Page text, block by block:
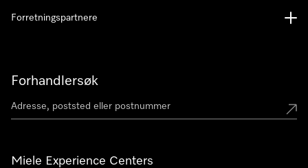
Forhandlersøk
Miele Experience Centers
Forretningspartnere